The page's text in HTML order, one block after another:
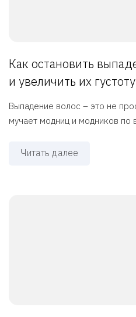
Как остановить
и увеличить их густоту
Выпадение волос – это не
мучает модниц и модников по
Читать далее